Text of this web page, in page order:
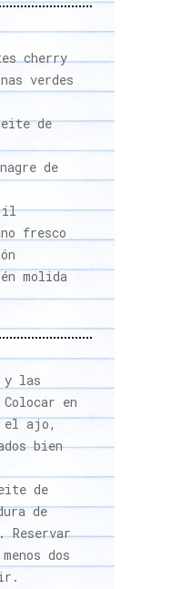
cherry
verdes
de
de
fresco
molida
y las
en
el ajo,
bien
de
de
dos